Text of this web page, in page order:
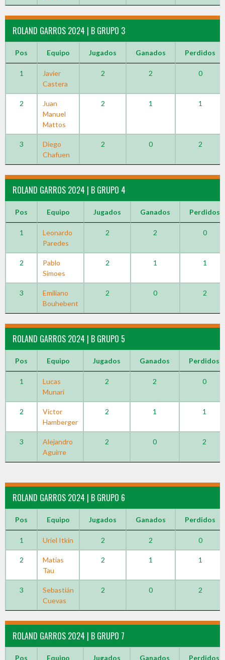
ROLAND GARROS 2024 | B GRUPO 3
Pos Equipo Jugados Ganados Perdidos
1
Javier
Castera
2 2 0
2
Juan
Manuel
Mattos
2 1 1
3
Diego
Chafuen
2 0 2
ROLAND GARROS 2024 | B GRUPO 4
Pos Equipo Jugados Ganados Perdidos
1
Leonardo
Paredes
2 2 0
2
Pablo
Simoes
2 1 1
3
Emiliano
Bouhebent
2 0 2
ROLAND GARROS 2024 | B GRUPO 5
Pos Equipo Jugados Ganados Perdidos
1
Lucas
Munari
2 2 0
2
Victor
Hamberger
2 1 1
3
Alejandro
Aguirre
2 0 2
ROLAND GARROS 2024 | B GRUPO 6
Pos Equipo Jugados Ganados Perdidos
1 Uriel Itkin 2 2 0
2
Matias
Tau
2 1 1
3
Sebastián
Cuevas
2 0 2
ROLAND GARROS 2024 | B GRUPO 7
Pos Equipo Jugados Ganados Perdidos